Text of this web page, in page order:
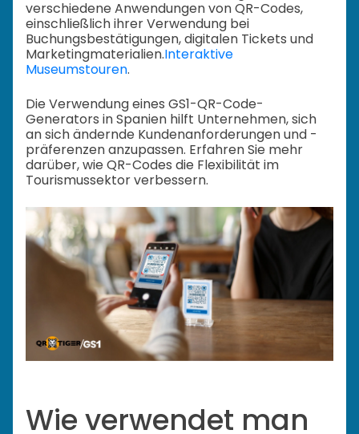
verschiedene Anwendungen von QR-Codes,
einschließlich ihrer Verwendung bei
Buchungsbestätigungen, digitalen Tickets und
Marketingmaterialien.Interaktive
Museumstouren.
Die Verwendung eines GS1-QR-Code-
Generators in Spanien hilft Unternehmen, sich
an sich ändernde Kundenanforderungen und -
präferenzen anzupassen. Erfahren Sie mehr
darüber, wie QR-Codes die Flexibilität im
Tourismussektor verbessern.
Wie verwendet man